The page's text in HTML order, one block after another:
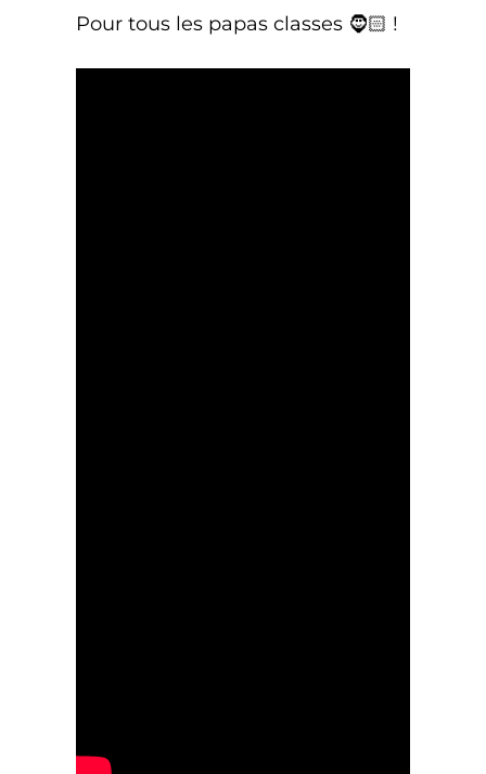
Pour tous les papas classes 🧔🏻 !